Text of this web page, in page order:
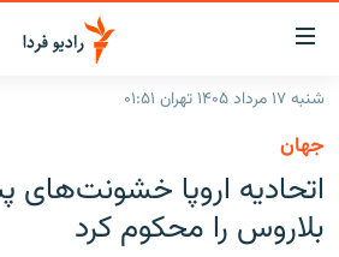
لینک‌های
قابلیت
دسترسی
بازگشت
منوی
اصلی
ایران
جهان
شنبه ۱۷ مرداد ۱۴۰۵ تهران ۰۱:۵۱
جهان
اتحادیه اروپا خشونت‌های
بلاروس را محکوم کرد